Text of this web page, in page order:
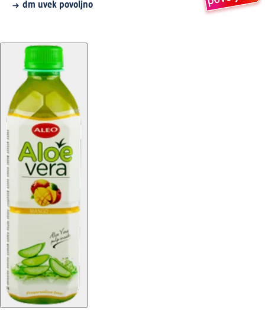
dm uvek povoljno